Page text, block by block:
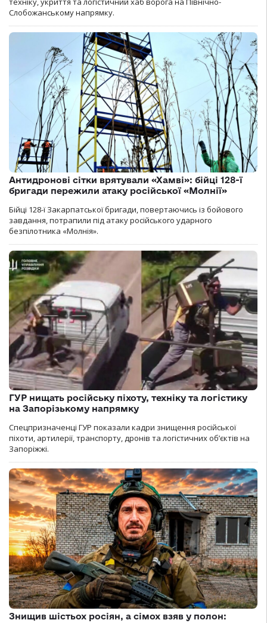
Слобожанському напрямку.
Антидронові сітки врятували «Хамві»: бійці 128-ї
бригади пережили атаку російської «Молнії»
Бійці 128-ї Закарпатської бригади, повертаючись із бойового
завдання, потрапили під атаку російського ударного
безпілотника «Молнія».
ГУР нищать російську піхоту, техніку та логістику
на Запорізькому напрямку
Спецпризначенці ГУР показали кадри знищення російської
піхоти, артилерії, транспорту, дронів та логістичних об’єктів на
Запоріжжі.
Знищив шістьох росіян, а сімох взяв у полон: